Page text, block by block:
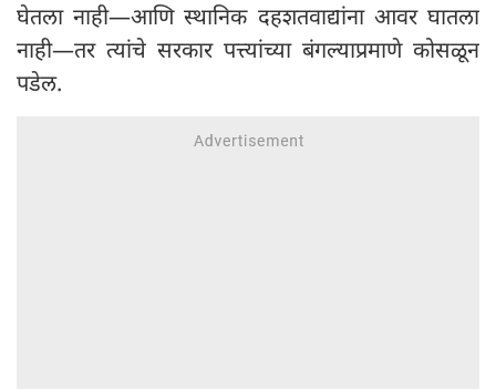
घेतला नाही—आणि स्थानिक दहशतवाद्यांना आवर घातला
नाही—तर त्यांचे सरकार पत्त्यांच्या बंगल्याप्रमाणे कोसळून
पडेल.